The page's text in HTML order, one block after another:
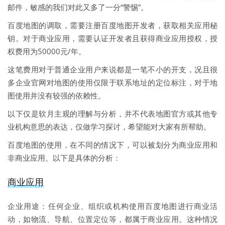
邮件，敏感的我们对此又多了一分“警惕”。
百度地图的调取，需要注册百度地图开发者，获取相关应用秘
钥。对于商业应用，需要认证开发者且获得商业应用授权，授
权费用为50000元/年。
这笔费用对于普通企业用户来说都是一笔不小的开支，况且很
多企业官网对地图的使用仅限于联系地址的定位标注，对于地
图使用并没有较强的依赖性。
以下仅是软月主观的理解与分析，并不代表地图官方或其他专
业机构意思的表达，仅做学习探讨，希望能对大家有所帮助。
百度地图的使用，在不同的情况下，可以被划分为商业应用和
非商业应用。以下是具体的分析：
商业应用
企业用途：任何企业、组织或机构使用百度地图进行商业活
动，如物流、导航、位置定位等，都属于商业应用。这种情况